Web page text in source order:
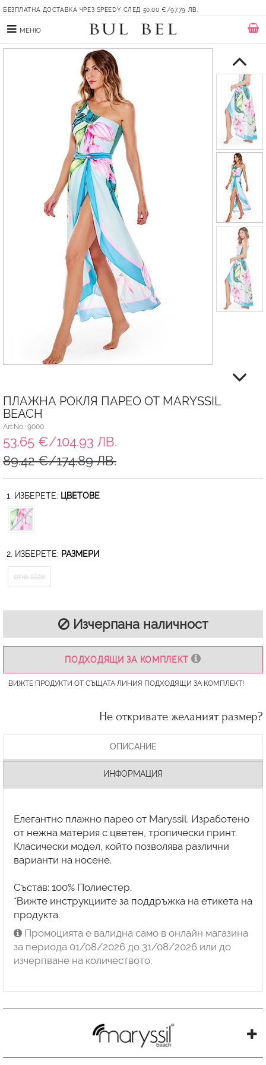
БЕЗПЛАТНА ДОСТАВКА ЧРЕЗ SPEEDY СЛЕД 50.00 €/97.79 ЛВ.
МЕНЮ
ПЛАЖНА РОКЛЯ ПАРЕО ОТ MARYSSIL
BEACH
Art.No.: 9000
53.65 €/104.93 ЛВ.
89.42 €/174.89 ЛВ.
1. ИЗБЕРЕТЕ: ЦВЕТОВЕ
2. ИЗБЕРЕТЕ: РАЗМЕРИ
one size
Изчерпана наличност
ПОДХОДЯЩИ ЗА КОМПЛЕКТ
ВИЖТЕ ПРОДУКТИ ОТ СЪЩАТА ЛИНИЯ ПОДХОДЯЩИ ЗА КОМПЛЕКТ!
Не откривате желаният размер?
ОПИСАНИЕ
ИНФОРМАЦИЯ
Елегантно плажно парео от Maryssil. Изработено
от нежна материя с цветен, тропически принт.
Класически модел, който позволява различни
варианти на носене.
Състав: 100% Полиестер.
*Вижте инструкциите за поддръжка на етикета на
продукта.
Промоцията е валидна само в онлайн магазина
за периода 01/08/2026 до 31/08/2026 или до
изчерпване на количеството.